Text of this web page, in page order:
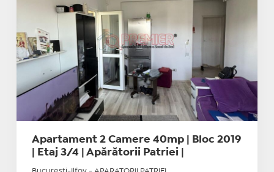
Apartament 2 Camere 40mp | Bloc 2019
| Etaj 3/4 | Apărătorii Patriei |